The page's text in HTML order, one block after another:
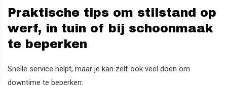
Praktische tips om stilstand op
werf, in tuin of bij schoonmaak
te beperken
Snelle service helpt, maar je kan zelf ook veel doen om
downtime te beperken: